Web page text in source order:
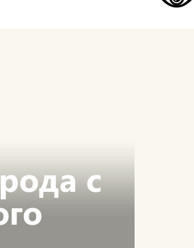
с